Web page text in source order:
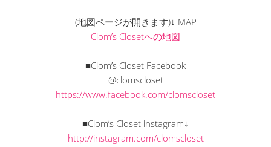
(地図ページが開きます)↓ MAP
Clom’s Closetへの地図
■Clom’s Closet Facebook
@clomscloset
https://www.facebook.com/clomscloset
■Clom’s Closet instagram↓
http://instagram.com/clomscloset